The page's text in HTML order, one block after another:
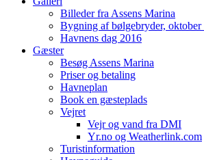
Billeder fra Assens Marina
Bygning af bølgebryder, oktober
Havnens dag 2016
Gæster
Besøg Assens Marina
Priser og betaling
Havneplan
Book en gæsteplads
Vejret
Vejr og vand fra DMI
Yr.no og Weatherlink.com
Turistinformation